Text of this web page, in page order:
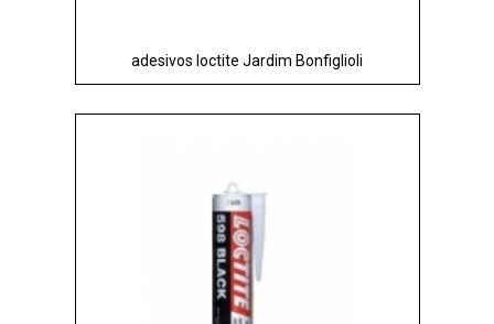
adesivos loctite Jardim Bonfiglioli